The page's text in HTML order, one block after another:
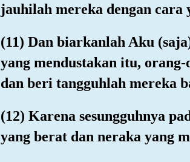
jauhilah mereka dengan cara
(11) Dan biarkanlah Aku
yang mendustakan itu,
dan beri tangguhlah mereka
(12) Karena sesungguhnya
yang berat dan neraka yang